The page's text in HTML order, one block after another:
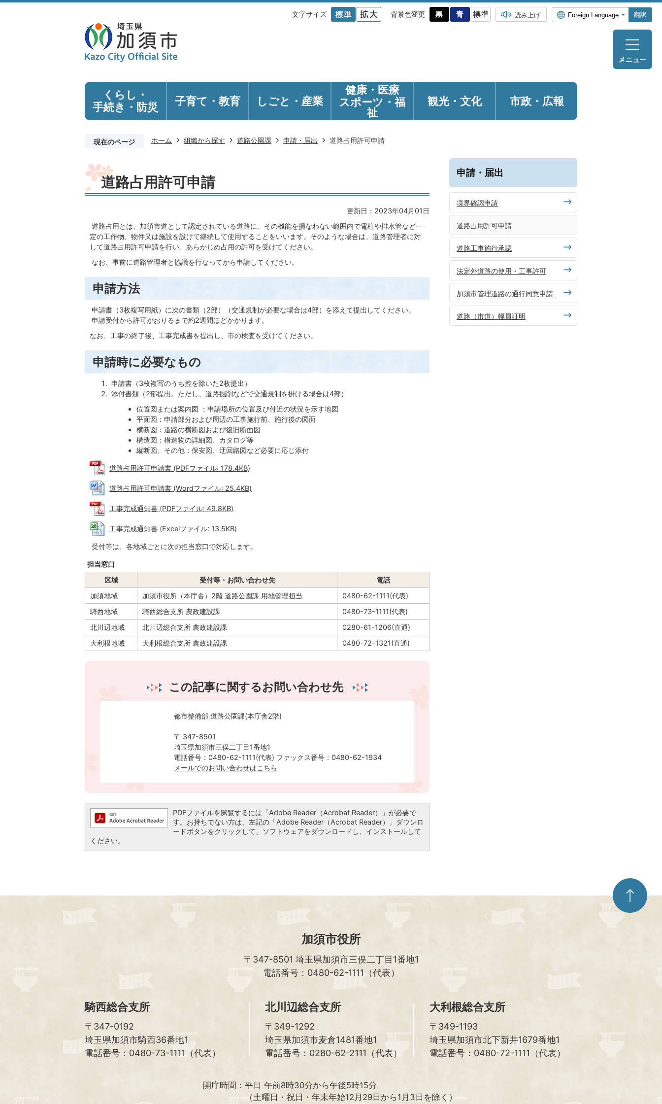
文字サイズ 背景色変更 読み上げ 翻訳
くらし・
手続き ・防災 子育て・教育 しごと・産業
健康・医療
スポーツ・福
祉
観光・ 文化 市政・広報
現在のページ ホーム 組織から探す 道路公園課 申請・届出 道路占用許可申請
道路占用許可申請
更新日：2023年04月01日
道路占用とは、加須市道として認定されている道路に、その機能を損なわない範囲内で電柱や排水管など一
定の工作物、物件又は施設を設けて継続して使用することをいいます。そのような場合は、道路管理者に対
して道路占用許可申請を行い、あらかじめ占用の許可を受けてください。
なお、事前に道路管理者と協議を行なってから申請してください。
申請方法
申請書（3枚複写用紙）に次の書類（2部）（交通規制が必要な場合は4部）を添えて提出してください。
申請受付から許可がおりるまで約2週間ほどかかります。
なお、工事の終了後、工事完成書を提出し、市の検査を受けてください。
申請時に必要なもの
申請書（3枚複写のうち控を除いた2枚提出）
添付書類（2部提出。ただし、道路掘削などで交通規制を掛ける場合は4部）
位置図または案内図 ：申請場所の位置及び付近の状況を示す地図
平面図：申請部分および周辺の工事施行前、施行後の図面
横断図：道路の横断図および復旧断面図
構造図：構造物の詳細図、カタログ等
縦断図、その他：保安図、迂回路図など必要に応じ添付
道路占用許可申請書 (PDFファイル: 178.4KB)
道路占用許可申請書 (Wordファイル: 25.4KB)
工事完成通知書 (PDFファイル: 49.8KB)
工事完成通知書 (Excelファイル: 13.5KB)
受付等は、各地域ごとに次の担当窓口で対応します。
担当窓口
区域
受付等・お問い合わせ先
電話
加須地域
加須市役所（本庁舎）2階 道路公園課 用地管理担当
0480-62-1111(代表)
騎西地域
騎西総合支所 農政建設課
0480-73-1111(代表)
北川辺地域
北川辺総合支所 農政建設課
0280-61-1206(直通)
大利根地域
大利根総合支所 農政建設課 0480-72-1321(直通)
この記事に関するお問い合わせ先
都市整備部 道路公園課(本庁舎2階)
〒 347-8501
埼玉県加須市三俣二丁目1番地1
電話番号：0480-62-1111(代表) ファックス番号：0480-62-1934
メールでのお問い合わせはこちら
PDFファイルを閲覧するには「Adobe Reader（Acrobat Reader）」が必要で
す。お持ちでない方は、左記の「Adobe Reader（Acrobat Reader）」ダウンロ
ードボタンをクリックして、ソフトウェアをダウンロードし、インストールして
ください。
申請・届出
境界確認申請
道路占用許可申請
道路工事施行承認
法定外道路の使用・工事許可
加須市管理道路の通行同意申請
道路（市道）幅員証明
ペ
ー
ジ
加須市役所
〒347-8501 埼玉県加須市三俣二丁目1番地1
電話番号：0480-62-1111（代表）
騎西総合支所
〒347-0192
埼玉県加須市騎西36番地1
電話番号：0480-73-1111（代表）
北川辺総合支所
〒349-1292
埼玉県加須市麦倉1481番地1
電話番号：0280-62-2111（代表）
大利根総合支所
〒349-1193
埼玉県加須市北下新井1679番地1
電話番号：0480-72-1111（代表）
開庁時間： 平日 午前8時30分から午後5時15分
（土曜日・祝日・年末年始12月29日から1月3日を除く）